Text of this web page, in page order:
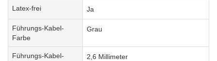
Latex-frei Ja
Führungs-Kabel-
Farbe
Grau
Führungs-Kabel-
2,6 Millimeter